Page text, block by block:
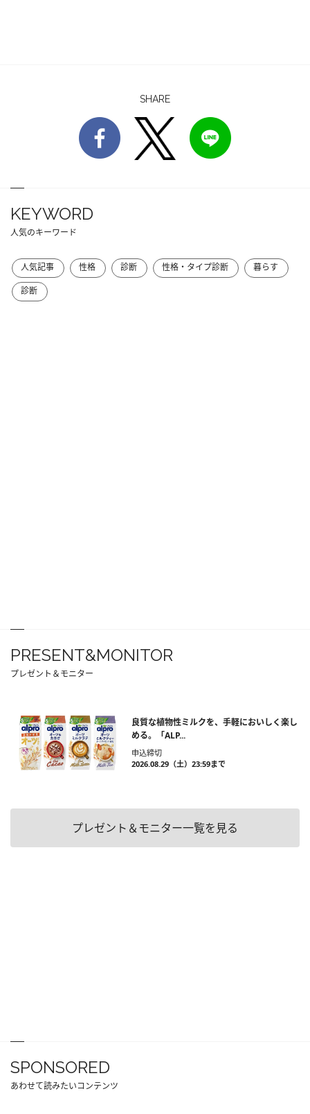
SHARE
KEYWORD
人気のキーワード
人気記事 性格 診断 性格・タイプ診断
暮らす
診断
PRESENT&MONITOR
プレゼント＆モニター
良質な植物性ミルクを、手軽においしく楽し
める。「ALP...
申込締切
2026.08.29（土）23:59まで
プレゼント＆モニター一覧を見る
SPONSORED
あわせて読みたいコンテンツ